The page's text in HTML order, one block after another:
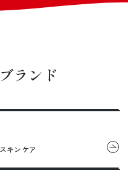
ランド
キンケア